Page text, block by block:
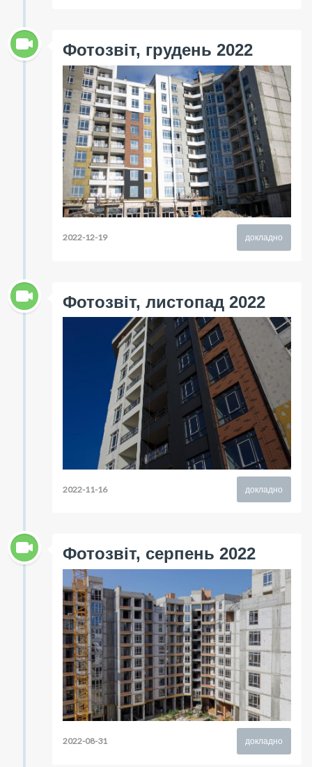
Фотозвіт, грудень 2022
докладно
2022-12-19
Фотозвіт, листопад 2022
докладно
2022-11-16
Фотозвіт, серпень 2022
докладно
2022-08-31